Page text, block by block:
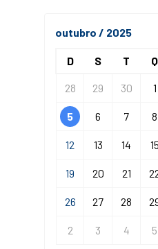
outubro / 2025
D S T Q
28 29 30 1
5 6 7 8
12 13 14 15
19 20 21
26 27 28
2 3 4 5